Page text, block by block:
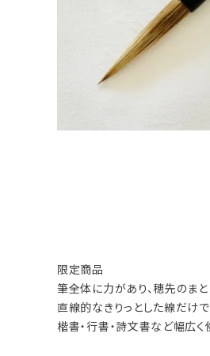
限定商品
筆全体に力があり、穂先のま
直線的なきりっとした線だけ
楷書・行書・詩文書など幅広